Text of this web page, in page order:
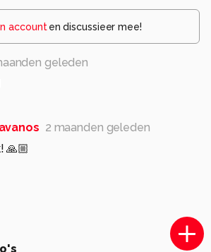
account en discussieer mee!
geleden
2 maanden geleden
🙏🏼